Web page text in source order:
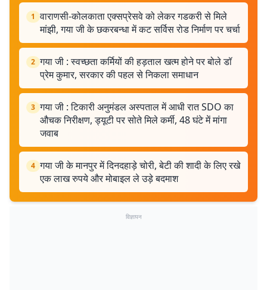
1 वाराणसी-कोलकाता एक्सप्रेसवे को लेकर गडकरी से मिले
मांझी, गया जी के छकरबन्धा में कट सर्विस रोड निर्माण पर चर्चा
2 गया जी : स्वच्छता कर्मियों की हड़ताल खत्म होने पर बोले डॉ
प्रेम कुमार, सरकार की पहल से निकला समाधान
3 गया जी : टिकारी अनुमंडल अस्पताल में आधी रात SDO का
औचक निरीक्षण, ड्यूटी पर सोते मिले कर्मी, 48 घंटे में मांगा
जवाब
4 गया जी के मानपुर में दिनदहाड़े चोरी, बेटी की शादी के लिए रखे
एक लाख रुपये और मोबाइल ले उड़े बदमाश
विज्ञापन